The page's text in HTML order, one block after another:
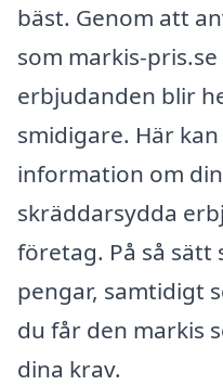
bäst. Genom att
som markis-
erbjudanden blir
smidigare. Här
information om
skräddarsydda
företag. På så sätt
pengar, samtidigt
du får den markis
dina krav.